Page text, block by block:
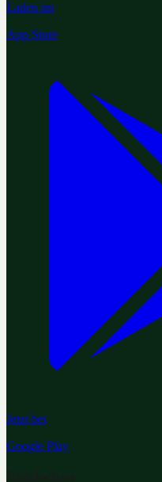
Laden im
App Store
Jetzt bei
Google Play